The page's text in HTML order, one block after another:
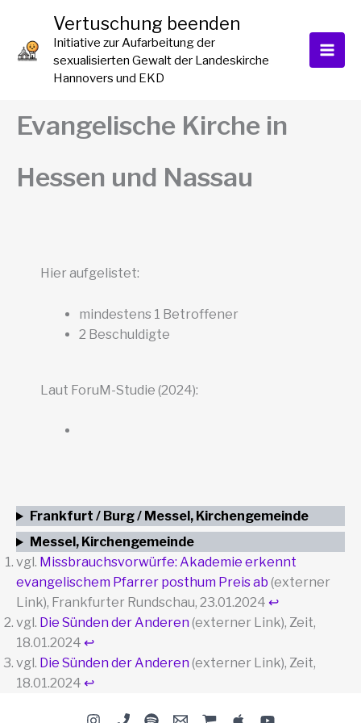
springen
Vertuschung beenden
Initiative zur Aufarbeitung der
sexualisierten Gewalt der Landeskirche
Hannovers und EKD
Evangelische Kirche in
Hessen und Nassau
Hier aufgelistet:
mindestens 1 Betroffener
2 Beschuldigte
Laut ForuM-Studie (2024):
Frankfurt / Burg / Messel, Kirchengemeinde
Messel, Kirchengemeinde
vgl. Missbrauchsvorwürfe: Akademie erkennt
evangelischem Pfarrer posthum Preis ab (externer
Link), Frankfurter Rundschau, 23.01.2024 ↩︎
vgl. Die Sünden der Anderen(externer Link), Zeit,
18.01.2024 ↩︎
vgl. Die Sünden der Anderen(externer Link), Zeit,
18.01.2024 ↩︎